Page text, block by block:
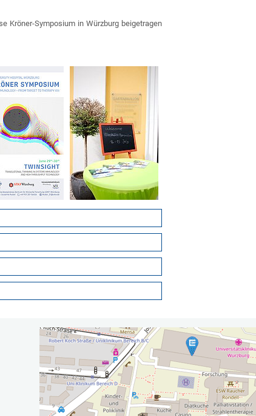
Kröner-Symposium in Würzburg beigetragen